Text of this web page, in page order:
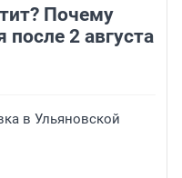
Почему
после 2 августа
в Ульяновской